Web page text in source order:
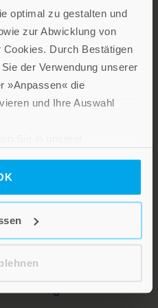
optimal zu gestalten und
zur Abwicklung von
Durch Bestätigen
der Verwendung unserer
»Anpassen« die
und Ihre Auswahl
Persönliche
Irische
zum Thema älter
zur Ermutigung, zu Trost
umfasst Bücher und
Fächern der Theologie, vor
interreligiösen und